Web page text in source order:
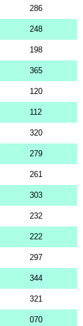
286
248
198
365
120
112
320
279
261
303
232
222
297
344
321
070